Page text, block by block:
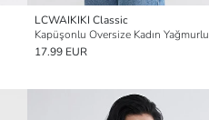
LCWAIKIKI Classic
Kapüşonlu Oversize Kadın
17.99 EUR